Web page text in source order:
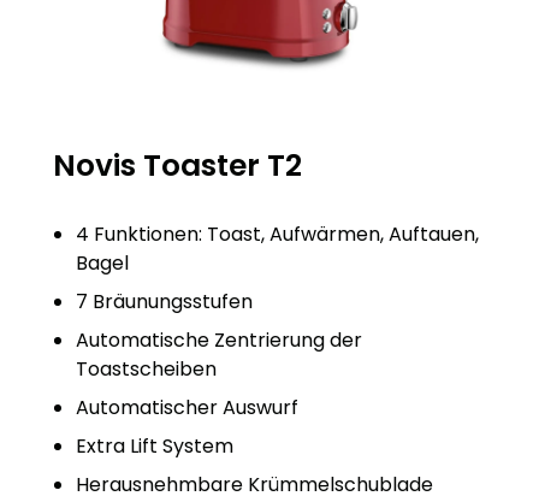
Novis Toaster T2
4 Funktionen: Toast, Aufwärmen, Auftauen,
Bagel
7 Bräunungsstufen
Automatische Zentrierung der
Toastscheiben
Automatischer Auswurf
Extra Lift System
Herausnehmbare Krümmelschublade